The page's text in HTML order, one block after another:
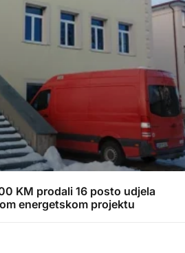
KM prodali 16 posto udjela
energetskom projektu